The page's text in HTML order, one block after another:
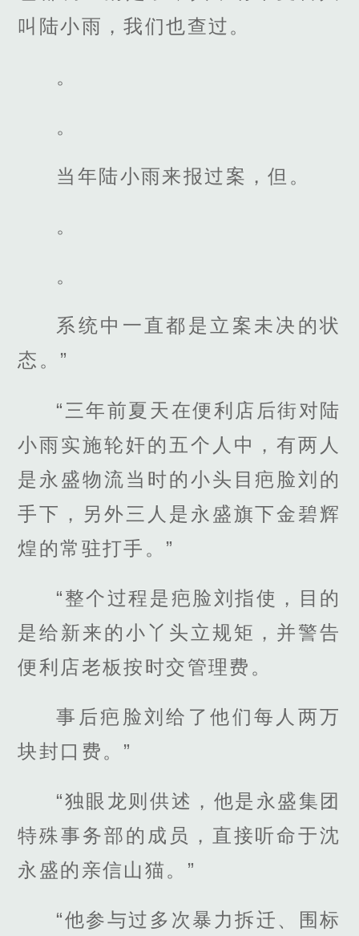
叫陆小雨，我们也查过。
。
。
当年陆小雨来报过案，但。
。
。
系统中一直都是立案未决的状
态。”
“三年前夏天在便利店后街对陆
小雨实施轮奸的五个人中，有两人
是永盛物流当时的小头目疤脸刘的
手下，另外三人是永盛旗下金碧辉
煌的常驻打手。”
“整个过程是疤脸刘指使，目的
是给新来的小丫头立规矩，并警告
便利店老板按时交管理费。
事后疤脸刘给了他们每人两万
块封口费。”
“独眼龙则供述，他是永盛集团
特殊事务部的成员，直接听命于沈
永盛的亲信山猫。”
“他参与过多次暴力拆迁、围标